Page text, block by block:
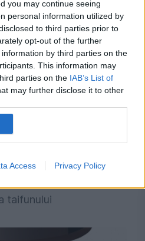
you may continue seeing
personal information utilized by
to third parties prior to
opt-out of the further
by third parties on the
This information may
parties on the IAB’s List of
may further disclose it to other
Access Privacy Policy
românii care merg în
taifunului